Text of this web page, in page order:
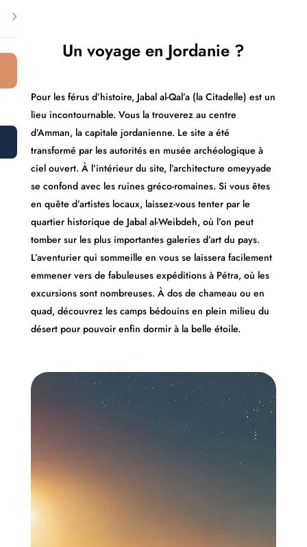
›
Un voyage en Jordanie ?
Pour les férus d’histoire, Jabal al-Qal’a (la Citadelle) est un
lieu incontournable. Vous la trouverez au centre
d’Amman, la capitale jordanienne. Le site a été
transformé par les autorités en musée archéologique à
ciel ouvert. À l’intérieur du site, l’architecture omeyyade
se confond avec les ruines gréco-romaines. Si vous êtes
en quête d’artistes locaux, laissez-vous tenter par le
quartier historique de Jabal al-Weibdeh, où l’on peut
tomber sur les plus importantes galeries d’art du pays.
L’aventurier qui sommeille en vous se laissera facilement
emmener vers de fabuleuses expéditions à Pétra, où les
excursions sont nombreuses. À dos de chameau ou en
quad, découvrez les camps bédouins en plein milieu du
désert pour pouvoir enfin dormir à la belle étoile.